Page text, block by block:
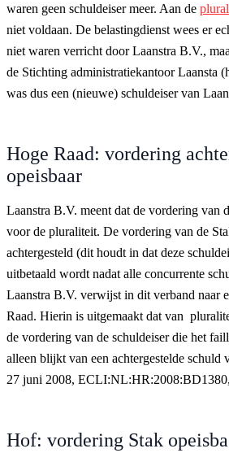
waren geen schuldeiser meer. Aan de
niet voldaan. De belastingdienst wees er
niet waren verricht door Laanstra B.V.,
de Stichting administratiekantoor Laansta
was dus een (nieuwe) schuldeiser van
Hoge Raad: vordering
opeisbaar
Laanstra B.V. meent dat de vordering van
voor de pluraliteit. De vordering van de
achtergesteld (dit houdt in dat deze
uitbetaald wordt nadat alle concurrente
Laanstra B.V. verwijst in dit verband naar
Raad. Hierin is uitgemaakt dat van
de vordering van de schuldeiser die het
alleen blijkt van een achtergestelde schuld
27 juni 2008,
Hof: vordering Stak